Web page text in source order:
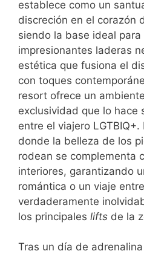
establece como un
discreción en el corazón
siendo la base ideal para
impresionantes laderas
estética que fusiona el
con toques
resort ofrece un
exclusividad que lo hace
entre el viajero
donde la belleza de los
rodean se complementa
interiores, garantizando
romántica o un viaje
verdaderamente
los principales lifts de la
Tras un día de